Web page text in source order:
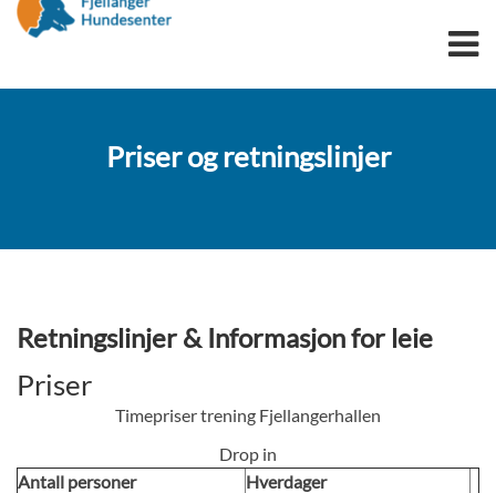
TIL SALGS
FAGUTDANNING
DYREFAGARBEIDER
ONLINE SØKSHUNDUTDANNING
Priser og retningslinjer
Retningslinjer & Informasjon for leie
Priser
Timepriser trening Fjellangerhallen
Drop in
Antall personer
Hverdager